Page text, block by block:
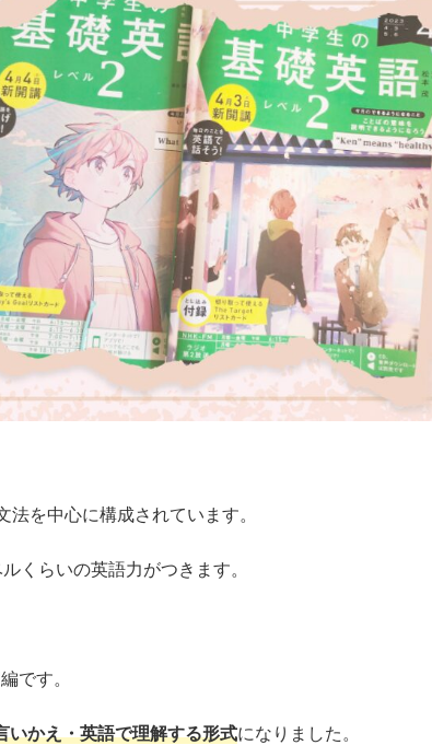
を中心に構成されています。
くらいの英語力がつきます。
です。
いかえ・英語で理解する形式になりました。